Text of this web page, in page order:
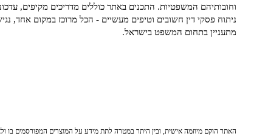
וחובותיהם המשפטיות. התכנים באתר כוללים מדריכים מקיפים,
ניתוח פסקי דין חשובים וטיפים מעשיים - הכל מרוכז במקום אחד,
מתעניין בתחום המשפט בישראל.
האתר הוקם מיוזמה אישית, ובין היתר במטרה לתת מידע על המוצרים המפורסמים בו